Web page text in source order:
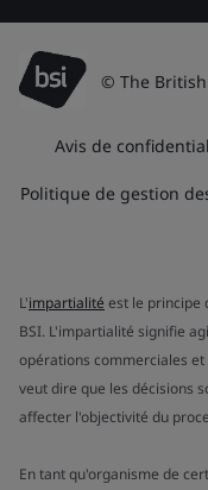
© The
Avis de
Politique de gestion
L'impartialité est le principe
BSI. L'impartialité signifie
opérations commerciales
veut dire que les décisions
affecter l'objectivité du
En tant qu'organisme de